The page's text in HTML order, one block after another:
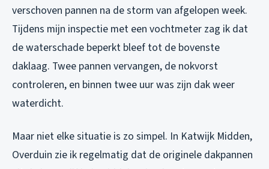
verschoven pannen na de storm van afgelopen week.
Tijdens mijn inspectie met een vochtmeter zag ik dat
de waterschade beperkt bleef tot de bovenste
daklaag. Twee pannen vervangen, de nokvorst
controleren, en binnen twee uur was zijn dak weer
waterdicht.
Maar niet elke situatie is zo simpel. In Katwijk Midden,
Overduin zie ik regelmatig dat de originele dakpannen